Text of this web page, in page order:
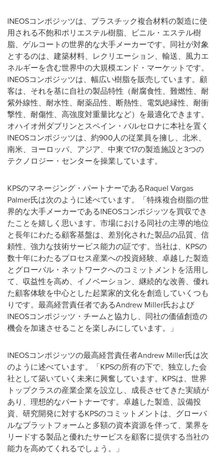
INEOSコンポジッツは、プラスチック複合材料の製造に使
用される不飽和ポリエステル樹脂、ビニル・エステル樹
脂、ゲルコートの世界的な大手メーカーです。同社が対象
とするのは、建築材料、レクリエーション、輸送、風力エ
ネルギーを含む世界中の大規模エンド・マーケットです。
INEOSコンポジッツは、幅広い樹脂を販売しています。顧
客は、それを基に自社の製品特性（耐腐食性、難燃性、耐
紫外線性、耐水性、耐薬品性、断熱性、電気絶縁性、耐衝
撃性、耐傷性、高強度対重量比など）を最適化できます。
オハイオ州ダブリンとスペイン・バルセロナに本社を置く
INEOSコンポジッツは、約900人の従業員を擁し、北米、
南米、ヨーロッパ、アジア、中東で17の製造施設と3つの
テクノロジー・センターを操業しています。
KPSのマネージング・パートナーであるRaquel Vargas
Palmer氏は次のように述べています。「特殊複合樹脂の世
界的な大手メーカーであるINEOSコンポジッツを買収でき
たことを嬉しく思います。市場における同社の主導的地位
と長年にわたる顧客基盤は、差別化された製品の品質、信
頼性、強力な技術サービス能力の証です。当社は、KPSの
数十年にわたるプロセス産業への投資経験、卓越した製造
とグローバル・ネットワークへのコミットメントを活用し
て、収益性を高め、イノベーション、継続的な改善、優れ
た顧客体験を中心とした起業家的文化を創造していくつも
りです。最高経営責任者であるAndrew Miller氏および
INEOSコンポジッツ・チームと協力し、同社の価値創造の
機会を加速させることを楽しみにしています。」
INEOSコンポジッツの最高経営責任者Andrew Miller氏は次
のように述べています。「KPSの所有の下で、独立した会
社として築いていく未来に興奮しています。KPSは、世界
トップクラスの産業企業を設立し、成長させてきた実績が
あり、理想的なパートナーです。卓越した製造、設備投
資、研究開発に対するKPSのコミットメントは、グローバ
ルなプラットフォームと多額の資本資源を伴って、業界を
リードする製品と優れたサービスを顧客に提供する当社の
能力を高めてくれるでしょう。」